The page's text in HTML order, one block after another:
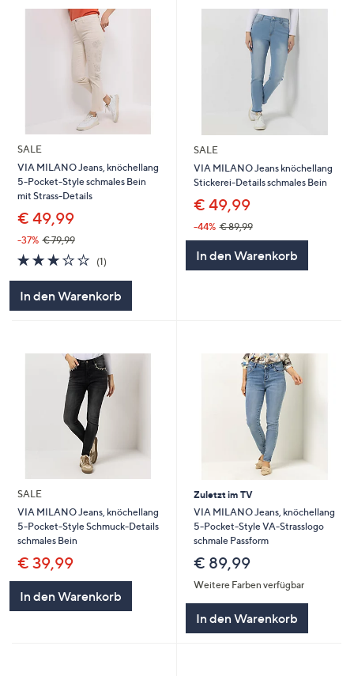
SALE
VIA MILANO Jeans, knöchellang
5-Pocket-Style schmales Bein
mit Strass-Details
€ 49,99
-37% € 79,99
3.0
von
(1)
In den Warenkorb
SALE
VIA MILANO Jeans knöchellang
Stickerei-Details schmales Bein
€ 49,99
-44% € 89,99
In den Warenkorb
SALE
VIA MILANO Jeans, knöchellang
5-Pocket-Style Schmuck-Details
schmales Bein
€ 39,99
In den Warenkorb
Zuletzt im TV
VIA MILANO Jeans, knöchellang
5-Pocket-Style VA-Strasslogo
schmale Passform
€ 89,99
Weitere Farben verfügbar
In den Warenkorb